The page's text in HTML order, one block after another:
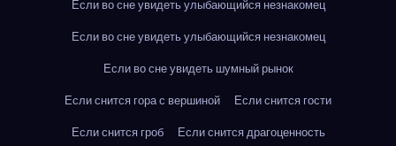
Если во сне увидеть улыбающийся незнакомец
Если во сне увидеть улыбающийся незнакомец
Если во сне увидеть шумный рынок
Если снится гора с вершиной
Если снится гости
Если снится гроб
Если снится драгоценность